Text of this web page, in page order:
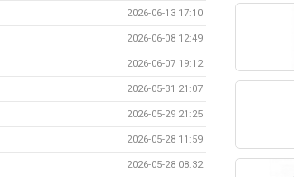
2026-06-13 17:10
2026-06-08 12:49
2026-06-07 19:12
2026-05-31 21:07
2026-05-29 21:25
2026-05-28 11:59
2026-05-28 08:32